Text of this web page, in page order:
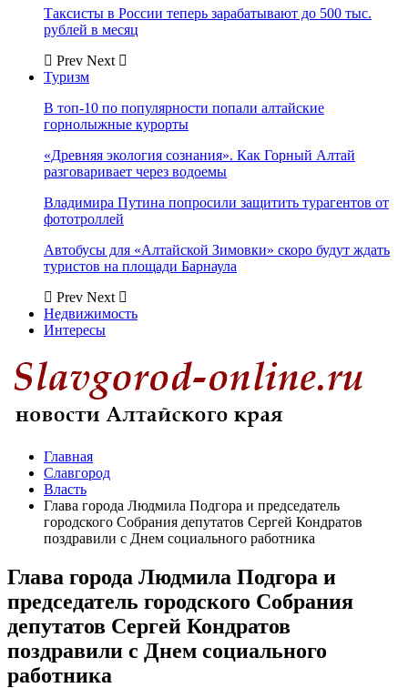
Таксисты в России теперь зарабатывают до 500 тыс.
рублей в месяц
Prev Next
Туризм
В топ-10 по популярности попали алтайские
горнолыжные курорты
«Древняя экология сознания». Как Горный Алтай
разговаривает через водоемы
Владимира Путина попросили защитить турагентов от
фототроллей
Автобусы для «Алтайской Зимовки» скоро будут ждать
туристов на площади Барнаула
Prev Next
Недвижимость
Интересы
Главная
Славгород
Власть
Глава города Людмила Подгора и председатель
городского Собрания депутатов Сергей Кондратов
поздравили с Днем социального работника
Глава города Людмила Подгора и
председатель городского Собрания
депутатов Сергей Кондратов
поздравили с Днем социального
работника